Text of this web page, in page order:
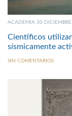
ACADEMIA 30
Científicos
sísmicamente
SIN COMENTARIOS